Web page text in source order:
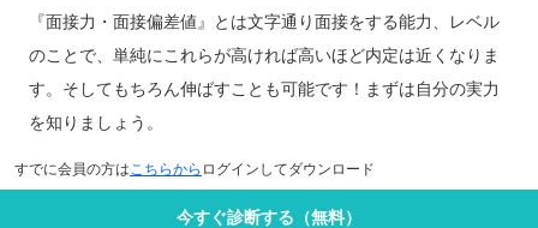
『面接力・面接偏差値』とは文字通り面接をする能力、レベル
のことで、単純にこれらが高ければ高いほど内定は近くなりま
す。そしてもちろん伸ばすことも可能です！まずは自分の実力
を知りましょう。
すでに会員の方は こちらから ログインしてダウンロード
今すぐ診断する（無料）